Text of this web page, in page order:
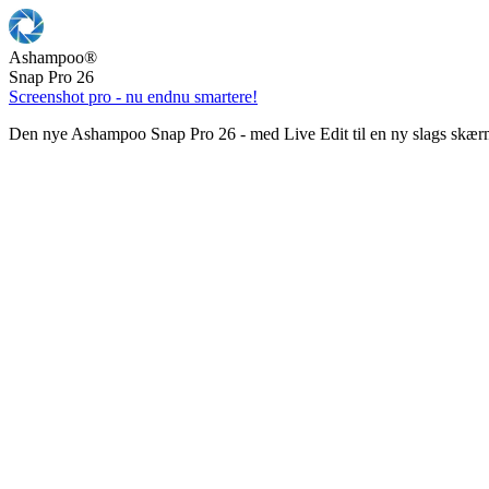
Ashampoo®
Snap Pro 26
Screenshot pro - nu endnu smartere!
Den nye Ashampoo Snap Pro 26 - med Live Edit til en ny slags